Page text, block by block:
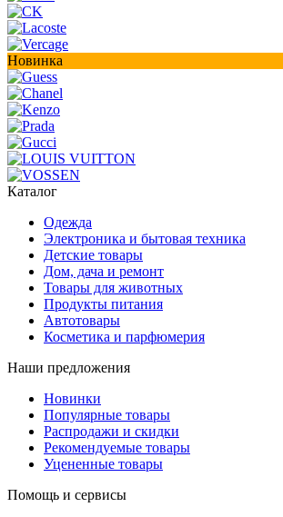
Новинка
Каталог
Одежда
Электроника и бытовая техника
Детские товары
Дом, дача и ремонт
Товары для животных
Продукты питания
Автотовары
Косметика и парфюмерия
Наши предложения
Новинки
Популярные товары
Распродажи и скидки
Рекомендуемые товары
Уцененные товары
Помощь и сервисы